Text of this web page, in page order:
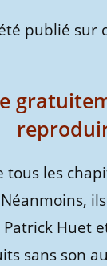
publié sur
tous les
Huet
sans son